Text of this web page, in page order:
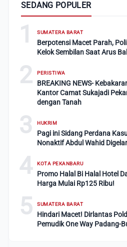
SEDANG POPULER
1 SUMATERA BARAT
Berpotensi Macet Parah,
Kelok Sembilan Saat Arus
2 PERISTIWA
BREAKING NEWS-
Kantor Camat Sukajadi
dengan Tanah
3 HUKRIM
Pagi ini Sidang Perdana
Nonaktif Abdul Wahid Digelar
4 KOTA PEKANBARU
Promo Halal Bi Halal Hotel
Harga Mulai Rp125 Ribu!
5 SUMATERA BARAT
Hindari Macet! Dirlantas
Pemudik One Way Padang-